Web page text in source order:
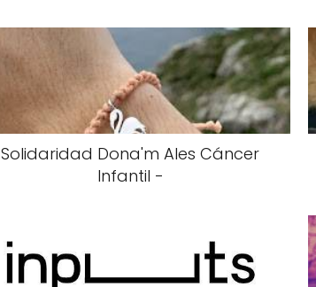
Solidaridad Dona'm Ales Cáncer
Infantil -